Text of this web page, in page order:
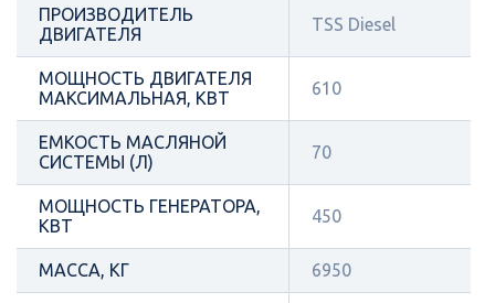
ПРОИЗВОДИТЕЛЬ
ДВИГАТЕЛЯ
TSS Diesel
МОЩНОСТЬ ДВИГАТЕЛЯ
МАКСИМАЛЬНАЯ, КВТ
610
ЕМКОСТЬ МАСЛЯНОЙ
СИСТЕМЫ (Л)
70
МОЩНОСТЬ ГЕНЕРАТОРА,
КВТ
450
МАССА, КГ 6950